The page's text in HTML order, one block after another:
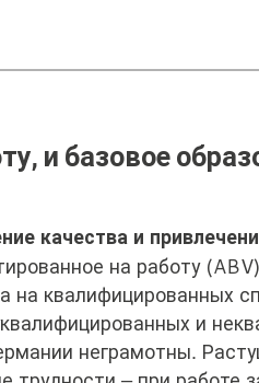
и базовое
качества и
на работу
на квалифицированных
и
неграмотны.